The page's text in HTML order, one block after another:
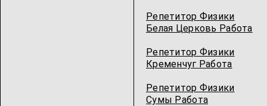
Репетитор Физики
Белая Церковь Работа
Репетитор Физики
Кременчуг Работа
Репетитор Физики
Сумы Работа